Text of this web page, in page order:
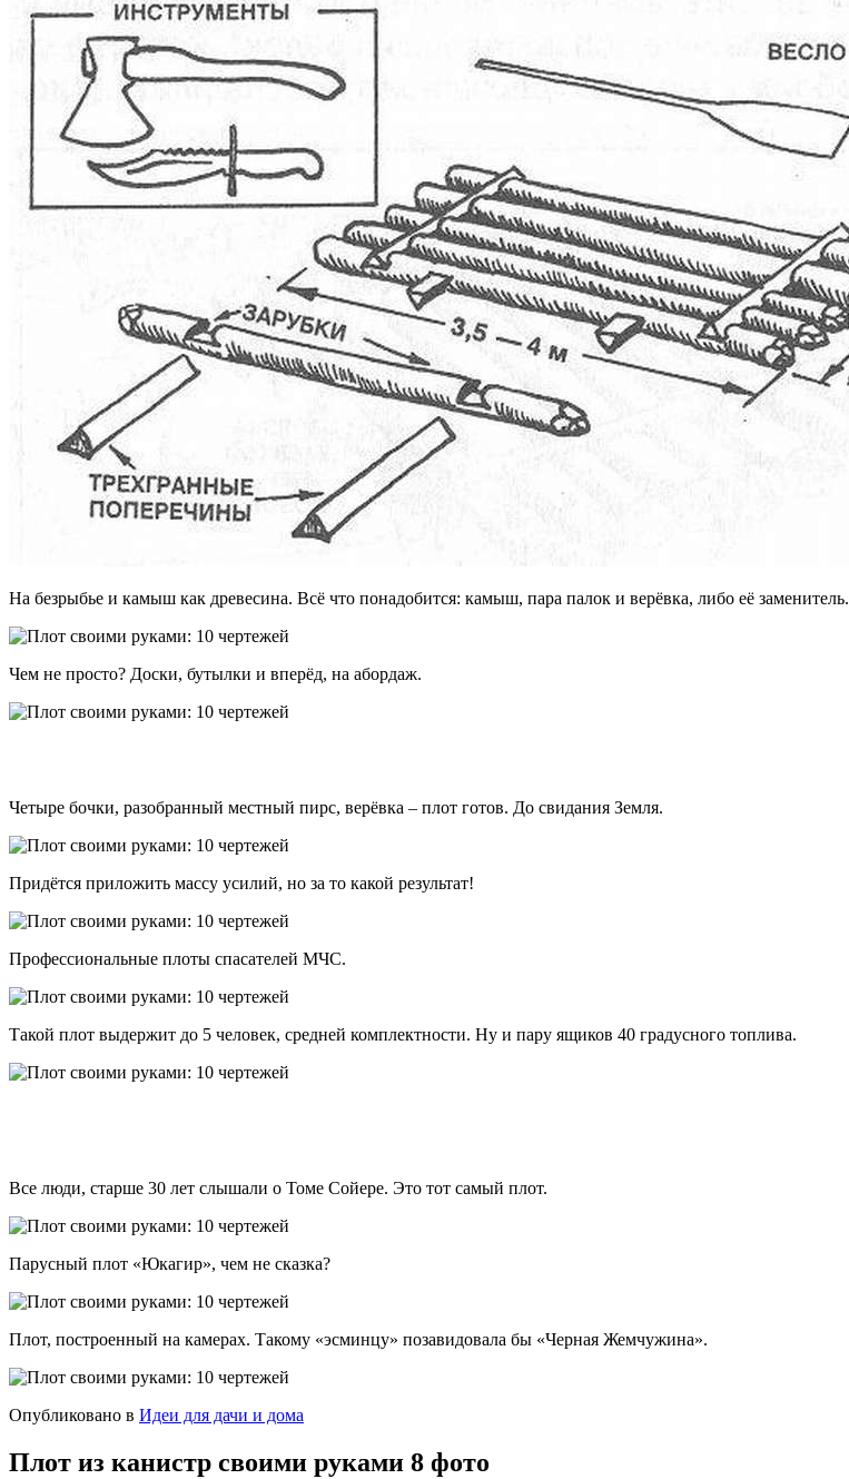
На безрыбье и камыш как древесина. Всё что понадобится: камыш, пара палок и верёвка, либо её заменитель.
Чем не просто? Доски, бутылки и вперёд, на абордаж.
Четыре бочки, разобранный местный пирс, верёвка – плот готов. До свидания Земля.
Придётся приложить массу усилий, но за то какой результат!
Профессиональные плоты спасателей МЧС.
Такой плот выдержит до 5 человек, средней комплектности. Ну и пару ящиков 40 градусного топлива.
Все люди, старше 30 лет слышали о Томе Сойере. Это тот самый плот.
Парусный плот «Юкагир», чем не сказка?
Плот, построенный на камерах. Такому «эсминцу» позавидовала бы «Черная Жемчужина».
Опубликовано в Идеи для дачи и дома
Плот из канистр своими руками 8 фото